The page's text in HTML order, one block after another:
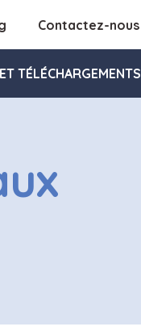
Contactez-nous
TÉLÉCHARGEMENTS